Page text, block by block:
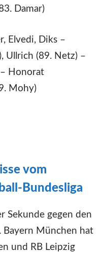
Damar)
Elvedi, Diks –
Ullrich (89. Netz) –
– Honorat
Mohy)
vom
Bundesliga
Sekunde gegen den
Bayern München hat
und RB Leipzig